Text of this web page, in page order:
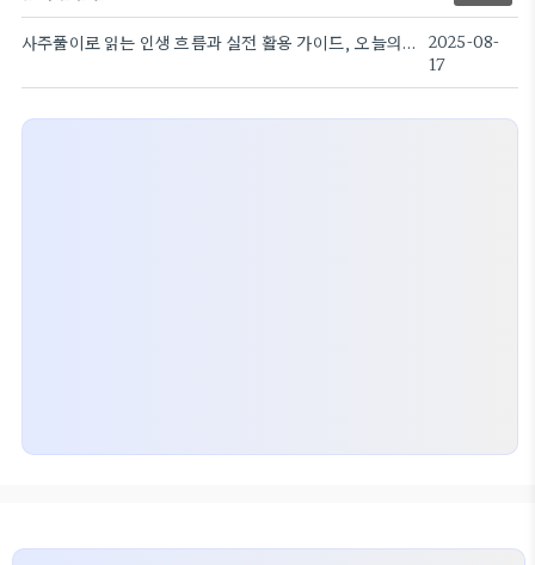
사주풀이로 읽는 인생 흐름과 실전 활용 가이드, 오늘의 시작
2025-08-
17